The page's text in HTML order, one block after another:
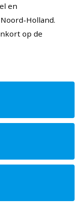
en
Holland.
op de